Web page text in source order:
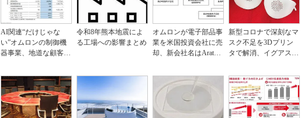
AI関連“だけじゃな
い”オムロンの制御機
器事業、地道な顧客基
令和8年熊本地震によ
る工場への影響まとめ
オムロンが電子部品事
業を米国投資会社に売
却、新会社名はAratas
新型コロナで深刻なマ
スク不足を3Dプリン
タで解消、イグアスが